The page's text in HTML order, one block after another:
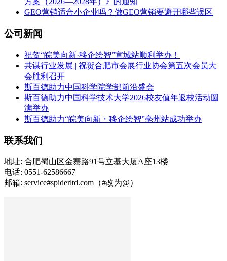
GEO营销适合小企业吗？做GEO营销要避开哪些误区
公司新闻
祝贺“皖美向新·移企绘智”宣城站顺利举办！
共谋行业发展 | 祝贺合肥市会展行业协会第五次会员大
会胜利召开
斯百德助力中国科学院学部前沿盛会
斯百德助力中国科学技术大学2026校友值年返校活动圆
满举办
斯百德助力“皖美向新・移企绘智”亳州站成功举办
联系我们
地址: 合肥蜀山区金寨路91号立基大厦A座13楼
电话: 0551-62586667
邮箱: service#spiderltd.com（#改为@）